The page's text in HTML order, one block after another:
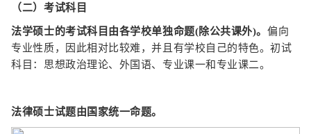
（二）考试科目
法学硕士的考试科目由各学校单独命题(除公共课外)。 偏向
专业性质，因此相对比较难，并且有学校自己的特色。初试
科目：思想政治理论、外国语、专业课一和专业课二。
法律硕士试题由国家统一命题。